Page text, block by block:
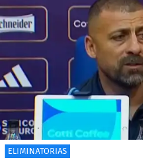
ELIMINATORIAS